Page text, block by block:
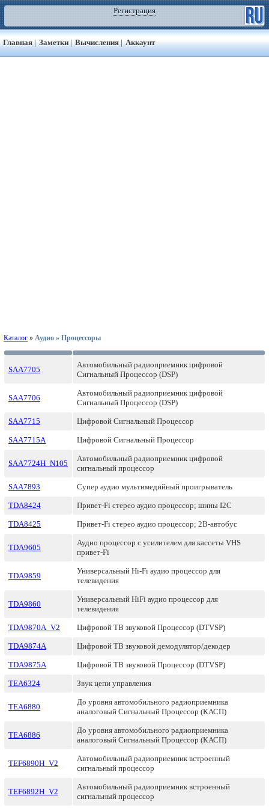
Регистрация
Главная | Заметки | Вычисления | Аккаунт
Каталог » Аудио » Процессоры
SAA7705
Автомобильный радиоприемник цифровой
Сигнальный Процессор (DSP)
SAA7706
Автомобильный радиоприемник цифровой
Сигнальный Процессор (DSP)
SAA7715 Цифровой Сигнальный Процессор
SAA7715A Цифровой Сигнальный Процессор
SAA7724H_N105
Автомобильный радиоприемник цифровой
сигнальный процессор
SAA7893 Супер аудио мультимедийный проигрыватель
TDA8424 Привет-Fi стерео аудио процессор; шины I2C
TDA8425 Привет-Fi стерео аудио процессор; 2В-автобус
TDA9605
Аудио процессор с усилителем для кассеты VHS
привет-Fi
TDA9859
Универсальный Hi-Fi аудио процессор для
телевидения
TDA9860
Универсальный HiFi аудио процессор для
телевидения
TDA9870A_V2 Цифровой ТВ звуковой Процессор (DTVSP)
TDA9874A Цифровой ТВ звуковой демодулятор/декодер
TDA9875A Цифровой ТВ звуковой Процессор (DTVSP)
TEA6324 Звук цепи управления
TEA6880
До уровня автомобильного радиоприемника
аналоговый Сигнальный Процессор (КАСП)
TEA6886
До уровня автомобильного радиоприемника
аналоговый Сигнальный Процессор (КАСП)
TEF6890H_V2
Автомобильный радиоприемник встроенный
сигнальный процессор
TEF6892H_V2
Автомобильный радиоприемник встроенный
сигнальный процессор